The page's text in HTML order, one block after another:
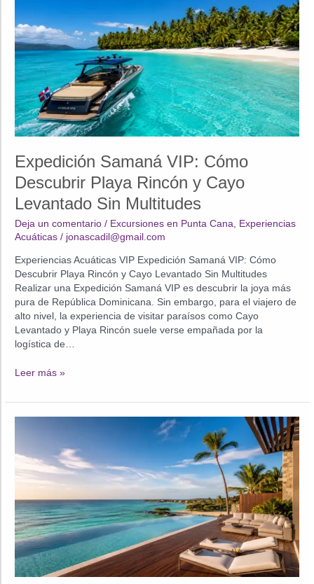
Expedición Samaná VIP: Cómo
Descubrir Playa Rincón y Cayo
Levantado Sin Multitudes
Deja un comentario / Excursiones en Punta Cana, Experiencias
Acuáticas / jonascadil@gmail.com
Experiencias Acuáticas VIP Expedición Samaná VIP: Cómo
Descubrir Playa Rincón y Cayo Levantado Sin Multitudes
Realizar una Expedición Samaná VIP es descubrir la joya más
pura de República Dominicana. Sin embargo, para el viajero de
alto nivel, la experiencia de visitar paraísos como Cayo
Levantado y Playa Rincón suele verse empañada por la
logística de…
Expedición
VIP:
Rincón
y
Levantado
Sin
Multitudes
Leer más »